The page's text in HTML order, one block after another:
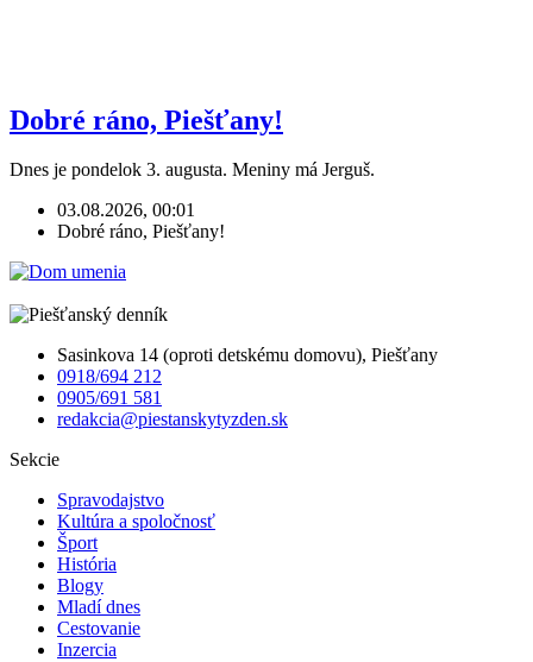
Dobré ráno, Piešťany!
Dnes je pondelok 3. augusta. Meniny má Jerguš.
03.08.2026, 00:01
Dobré ráno, Piešťany!
Sasinkova 14 (oproti detskému domovu), Piešťany
0918/694 212
0905/691 581
redakcia@piestanskytyzden.sk
Sekcie
Spravodajstvo
Kultúra a spoločnosť
Šport
História
Blogy
Mladí dnes
Cestovanie
Inzercia